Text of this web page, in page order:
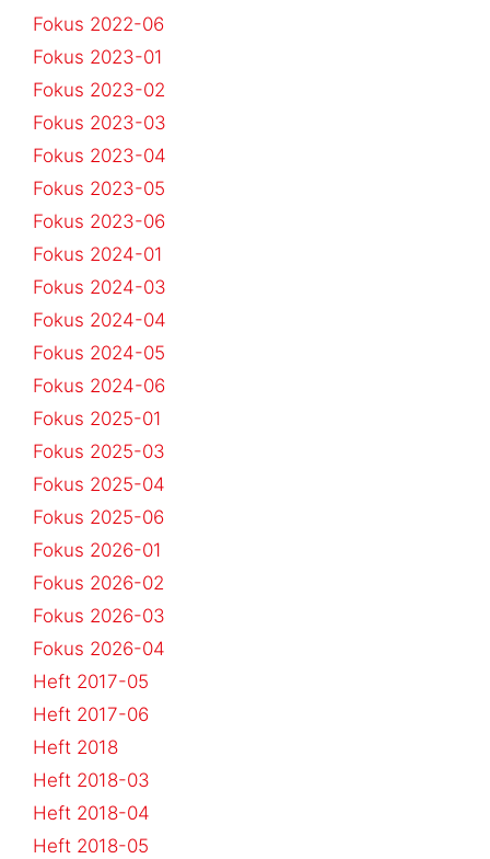
Fokus 2022-06
Fokus 2023-01
Fokus 2023-02
Fokus 2023-03
Fokus 2023-04
Fokus 2023-05
Fokus 2023-06
Fokus 2024-01
Fokus 2024-03
Fokus 2024-04
Fokus 2024-05
Fokus 2024-06
Fokus 2025-01
Fokus 2025-03
Fokus 2025-04
Fokus 2025-06
Fokus 2026-01
Fokus 2026-02
Fokus 2026-03
Fokus 2026-04
Heft 2017-05
Heft 2017-06
Heft 2018
Heft 2018-03
Heft 2018-04
Heft 2018-05